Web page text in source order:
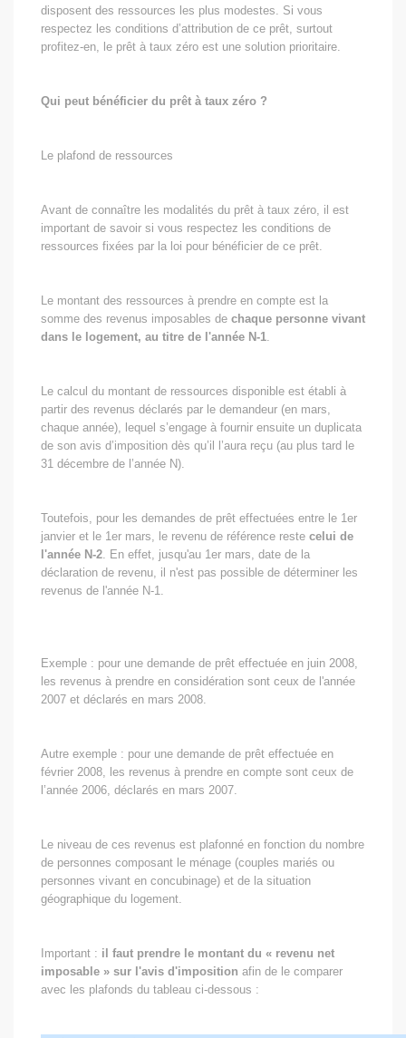
disposent des ressources les plus modestes. Si vous
respectez les conditions d’attribution de ce prêt, surtout
profitez-en, le prêt à taux zéro est une solution prioritaire.
Qui peut bénéficier du prêt à taux zéro ?
Le plafond de ressources
Avant de connaître les modalités du prêt à taux zéro, il est
important de savoir si vous respectez les conditions de
ressources fixées par la loi pour bénéficier de ce prêt.
Le montant des ressources à prendre en compte est la
somme des revenus imposables de chaque personne vivant
dans le logement, au titre de l'année N-1.
Le calcul du montant de ressources disponible est établi à
partir des revenus déclarés par le demandeur (en mars,
chaque année), lequel s’engage à fournir ensuite un duplicata
de son avis d’imposition dès qu’il l’aura reçu (au plus tard le
31 décembre de l’année N).
Toutefois, pour les demandes de prêt effectuées entre le 1er
janvier et le 1er mars, le revenu de référence reste celui de
l'année N-2. En effet, jusqu'au 1er mars, date de la
déclaration de revenu, il n'est pas possible de déterminer les
revenus de l'année N-1.
Exemple : pour une demande de prêt effectuée en juin 2008,
les revenus à prendre en considération sont ceux de l'année
2007 et déclarés en mars 2008.
Autre exemple : pour une demande de prêt effectuée en
février 2008, les revenus à prendre en compte sont ceux de
l’année 2006, déclarés en mars 2007.
Le niveau de ces revenus est plafonné en fonction du nombre
de personnes composant le ménage (couples mariés ou
personnes vivant en concubinage) et de la situation
géographique du logement.
Important : il faut prendre le montant du « revenu net
imposable » sur l'avis d'imposition afin de le comparer
avec les plafonds du tableau ci-dessous :